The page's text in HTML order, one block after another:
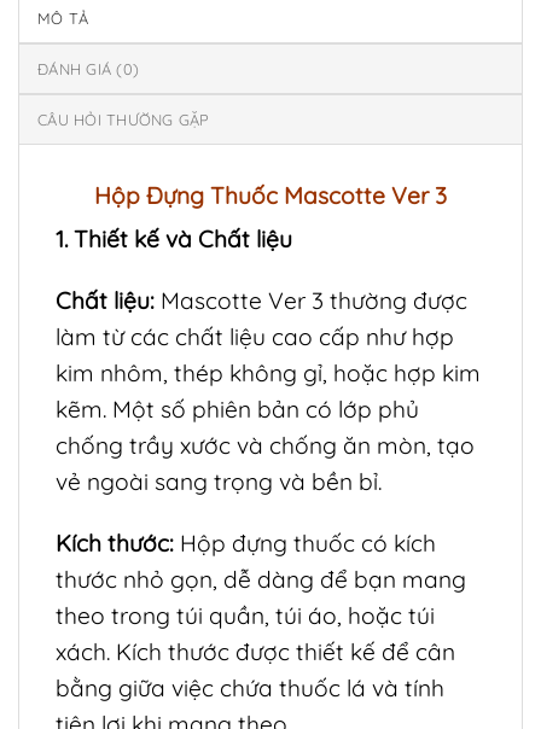
MÔ TẢ
ĐÁNH GIÁ (0)
CÂU HỎI THƯỜNG GẶP
Hộp Đựng Thuốc Mascotte Ver 3
1. Thiết kế và Chất liệu
Chất liệu: Mascotte Ver 3 thường được
làm từ các chất liệu cao cấp như hợp
kim nhôm, thép không gỉ, hoặc hợp kim
kẽm. Một số phiên bản có lớp phủ
chống trầy xước và chống ăn mòn, tạo
vẻ ngoài sang trọng và bền bỉ.
Kích thước: Hộp đựng thuốc có kích
thước nhỏ gọn, dễ dàng để bạn mang
theo trong túi quần, túi áo, hoặc túi
xách. Kích thước được thiết kế để cân
bằng giữa việc chứa thuốc lá và tính